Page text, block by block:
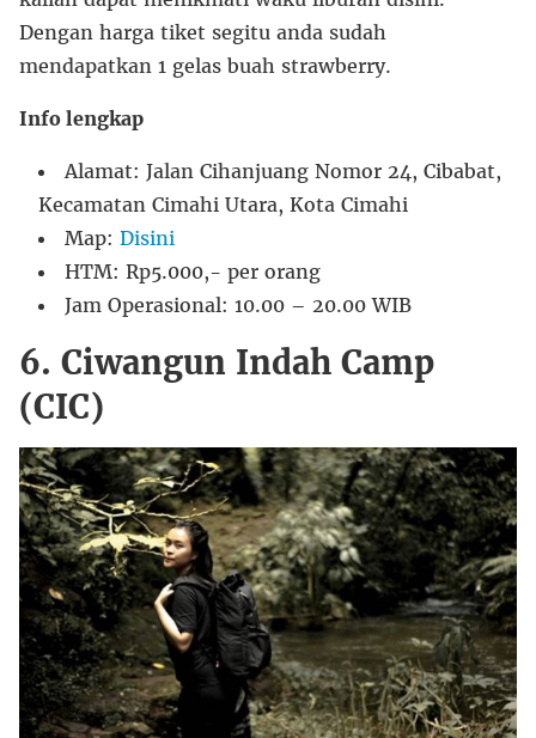
Dengan harga tiket segitu anda sudah
mendapatkan 1 gelas buah strawberry.
Info lengkap
Alamat: Jalan Cihanjuang Nomor 24, Cibabat,
Kecamatan Cimahi Utara, Kota Cimahi
Map: Disini
HTM: Rp5.000,- per orang
Jam Operasional: 10.00 – 20.00 WIB
6. Ciwangun Indah Camp
(CIC)